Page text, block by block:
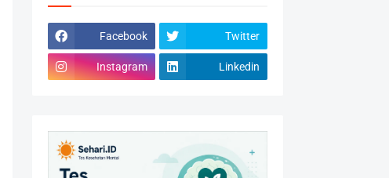
Facebook Twitter
Instagram Linkedin